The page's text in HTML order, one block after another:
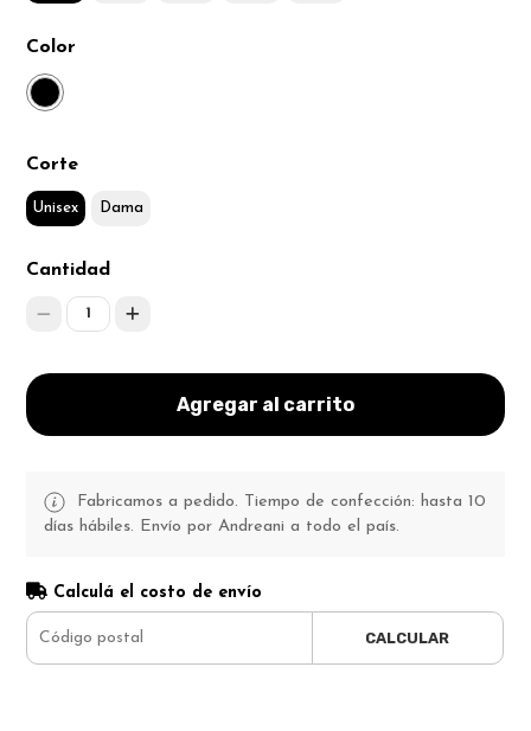
Color
Corte
Unisex Dama
Cantidad
1
Agregar al carrito
Fabricamos a pedido. Tiempo de confección: hasta 10
días hábiles. Envío por Andreani a todo el país.
Calculá el costo de envío
CALCULAR